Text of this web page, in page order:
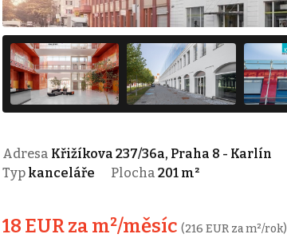
Adresa Křižíkova 237/36a, Praha 8 - Karlín
Typ kanceláře Plocha 201 m²
18 EUR za m²/měsíc (216 EUR za m²/rok)